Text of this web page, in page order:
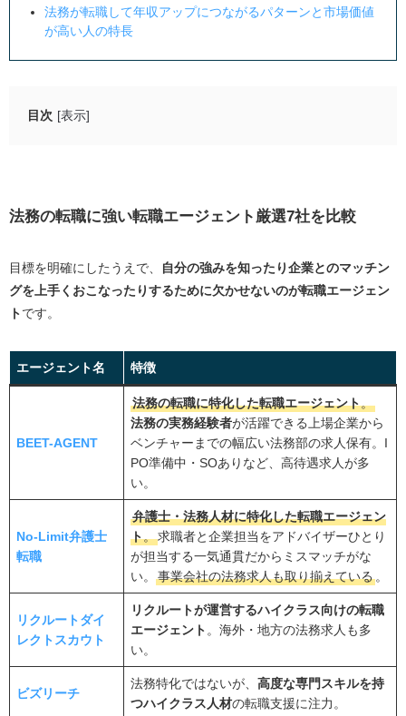
法務が転職して年収アップにつながるパターンと市場価値
が高い人の特長
目次 [表示]
No-Limit弁護士転職｜弁護士資格者・法務経験者に強
い
ビズリーチ
BUSINESS LAWYERS CAREER
法務部の転職に転職エージェントを活用する４つのメリ
手厚いサポートをしてくれる
非公開求人の紹介をしてくれる
企業の内情について教えてくれる
面接の通過率がアップする
法務の転職でエージェントを利用する際の注意点
特化型と総合型を登録する
担当者が合わないと感じた場合は遠慮なく変更して
もらう
こまめに連絡を取る
事前に用意するもの
法務の転職に強い転職エージェント厳選7社を比較
目標を明確にしたうえで、
自分の強みを知ったり企業とのマッチン
グを上手くおこなったりするために欠かせないのが転職エージェン
トです。
エージェント名 特徴
BEET-AGENT
法務の転職に特化した転職エージェント。
法務の実務経験者が活躍できる上場企業から
ベンチャーまでの幅広い法務部の求人保有。I
PO準備中・SOありなど、高待遇求人が多
い。
No-Limit弁護士
転職
弁護士・法務人材に特化した転職エージェン
ト。求職者と企業担当をアドバイザーひとり
が担当する一気通貫だからミスマッチがな
い。
事業会社の法務求人も取り揃えている。
リクルートダイ
レクトスカウト
リクルートが運営するハイクラス向けの転職
エージェント。海外・地方の法務求人も多
い。
ビズリーチ
法務特化ではないが、 高度な専門スキルを持
つハイクラス人材の転職支援に注力。